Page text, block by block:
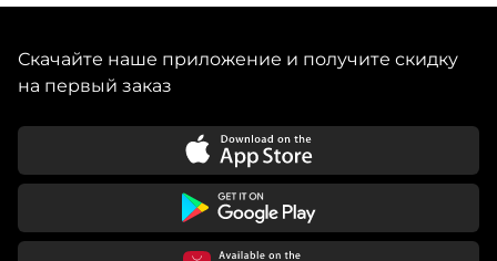
Скачайте наше приложение и получите скидку
на первый заказ